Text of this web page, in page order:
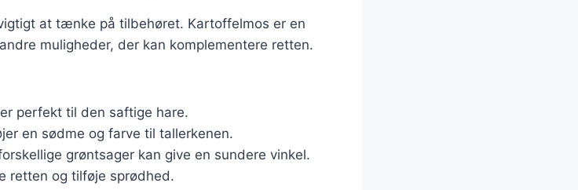
at tænke på tilbehøret. Kartoffelmos er en
muligheder, der kan komplementere retten.
perfekt til den saftige hare.
en sødme og farve til tallerkenen.
grøntsager kan give en sundere vinkel.
retten og tilføje sprødhed.